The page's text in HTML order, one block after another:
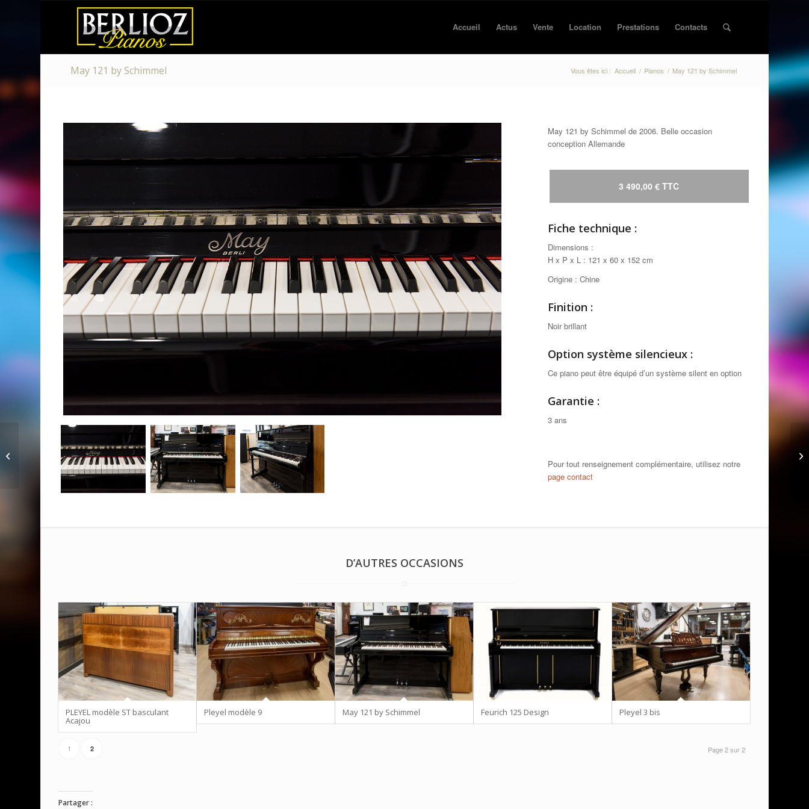
Accueil Actus Vente Location Prestations Contacts
May 121 by Schimmel Vous êtes ici : Accueil / Pianos / May 121 by Schimmel
May 121 by Schimmel de 2006. Belle occasion
conception Allemande
3 490,00 € TTC
Fiche technique :
Dimensions :
H x P x L : 121 x 60 x 152 cm
Origine : Chine
Finition :
Noir brillant
Option système silencieux :
Ce piano peut être équipé d’un système silent en option
Garantie :
3 ans
Pour tout renseignement complémentaire, utilisez notre
page contact
D’AUTRES OCCASIONS
PLEYEL modèle ST basculant
Acajou
Pleyel modèle 9 May 121 by Schimmel Feurich 125 Design Pleyel 3 bis
Page 2 sur 2
1 2
Partager :
Seiler 116 Modern